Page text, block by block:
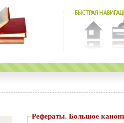
Рефераты. Большое